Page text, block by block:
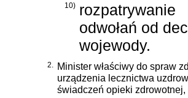
10) rozpatrywanie
odwołań od
wojewody.
2. Minister właściwy do spraw
urządzenia lecznictwa
świadczeń opieki